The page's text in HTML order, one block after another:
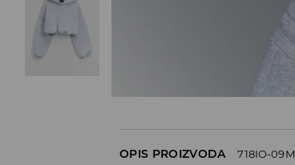
OPIS PROIZVODA 718IO-09M